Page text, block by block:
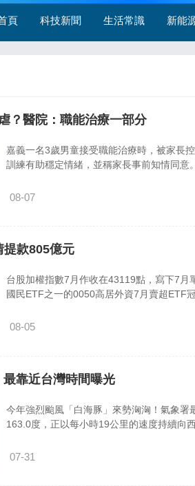
頁 科技新聞 生活常識 新能
？醫院：職能治療一部分
嘉義一名3歲男童接受職能治療時，被家長
訓練有助穩定情緒，並稱家長事前知情同意。
08-07
提款805億元
台股加權指數7月作收在43119點，寫下7月
國民ETF之一的0050高居外資7月賣超ETF冠
08-05
靠近台灣時間曝光
今年強烈颱風「白海豚」來勢洶洶！氣象
163.0度，正以每小時19公里的速度持續向
07-31